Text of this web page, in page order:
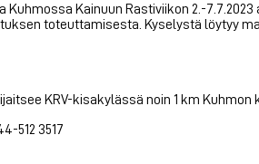
Kainuun Rastiviikon 2.-
toteuttamisesta. Kyselystä löytyy
KRV-kisakylässä noin 1 km Kuhmon
512 3517